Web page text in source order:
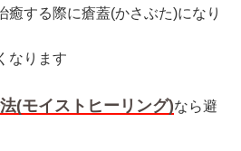
癒する際に瘡蓋(かさぶた)になり
なります
(モイストヒーリング)なら避